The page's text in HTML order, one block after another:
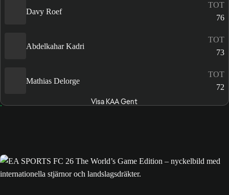
Davy Roef
TOT
76
Abdelkahar Kadri
TOT
73
Mathias Delorge
TOT
72
Visa KAA Gent